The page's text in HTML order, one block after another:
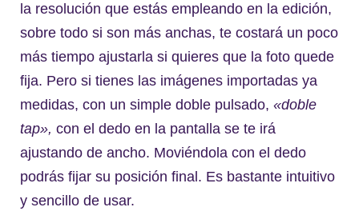
la resolución que estás empleando en la edición,
sobre todo si son más anchas, te costará un poco
más tiempo ajustarla si quieres que la foto quede
fija. Pero si tienes las imágenes importadas ya
medidas, con un simple doble pulsado, «doble
tap», con el dedo en la pantalla se te irá
ajustando de ancho. Moviéndola con el dedo
podrás fijar su posición final. Es bastante intuitivo
y sencillo de usar.